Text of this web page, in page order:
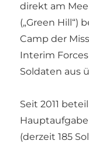
direkt am
(„Green Hill“)
Camp der
Interim
Soldaten aus
Seit 2011
(derzeit 185